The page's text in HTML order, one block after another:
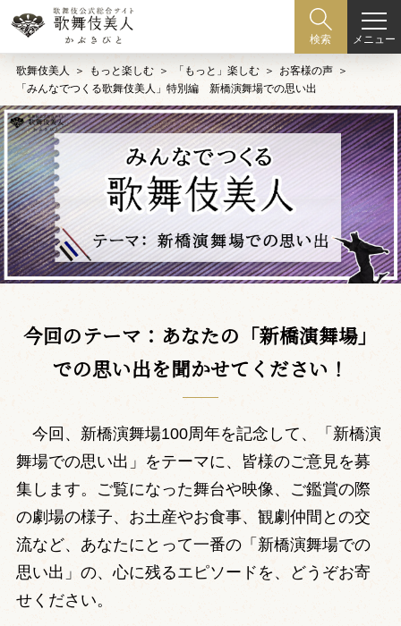
検索 メニュー
歌舞伎美人 もっと楽しむ 「もっと」楽しむ
お客様の声
「みんなでつくる歌舞伎美人」特別編 新橋演舞場での思い出
今回のテーマ：あなたの「新橋演舞場」
での思い出を聞かせてください！
今回、新橋演舞場100周年を記念して、「新橋演
舞場での思い出」をテーマに、皆様のご意見を募
集します。ご覧になった舞台や映像、ご鑑賞の際
の劇場の様子、お土産やお食事、観劇仲間との交
流など、あなたにとって一番の「新橋演舞場での
思い出」の、心に残るエピソードを、どうぞお寄
せください。